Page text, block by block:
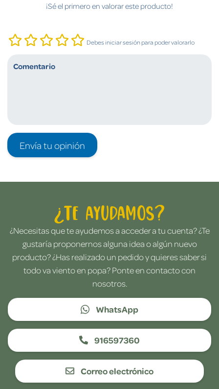
¡Sé el primero en valorar este producto!
Debes iniciar sesión para poder valorarlo
Envía tu opinión
¿Te ayudamos?
¿Necesitas que te ayudemos a acceder a tu cuenta? ¿Te
gustaría proponernos alguna idea o algún nuevo
producto? ¿Has realizado un pedido y quieres saber si
todo va viento en popa? Ponte en contacto con
nosotros.
WhatsApp
916597360
Correo electrónico